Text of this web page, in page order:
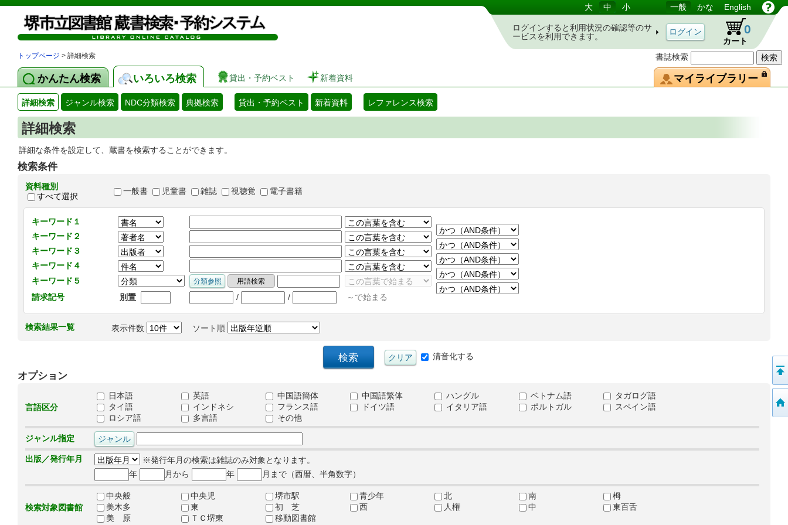
図書館 蔵書検索・予約システム
書誌検索
大 中 小 一般 かな English
ログインすると利用状況の確認等のサ
ービスを利用できます。
カート
0
トップページ > 詳細検索
かんたん検索 いろいろ検索 貸出・予約ベスト 新着資料 マイライブラリー
詳細検索 ジャンル検索 NDC分類検索 典拠検索 貸出・予約ベスト 新着資料 レファレンス検索
詳細検索
詳細な条件を設定して、蔵書を検索することができます。
検索条件
資料種別
すべて選択
一般書 児童書 雑誌 視聴覚 電子書籍
キーワード１
キーワード２
キーワード３
キーワード４
キーワード５
請求記号
別置 / / ～で始まる
検索結果一覧 表示件数 ソート順
清音化する
オプション
言語区分
日本語 英語 中国語簡体 中国語繁体 ハングル ベトナム語
タガログ語
タイ語
インドネシ フランス語 ドイツ語 イタリア語 ポルトガル
スペイン語
ロシア語
多言語 その他
ジャンル指定
出版／発行年月
※発行年月の検索は雑誌のみ対象となります。
年
月から 年 月まで（西暦、半角数字）
検索対象図書館
中央般 中央児 堺市駅 青少年 北 南
栂
美木多
東 初 芝 西 人権 中
東百舌
美 原
ＴＣ堺東 移動図書館